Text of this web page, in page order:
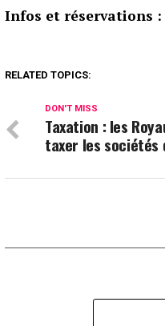
Infos et réservations :
RELATED TOPICS:
DON'T MISS
Taxation : les
taxer les sociétés